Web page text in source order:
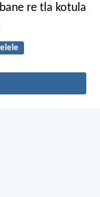
re tla kotula